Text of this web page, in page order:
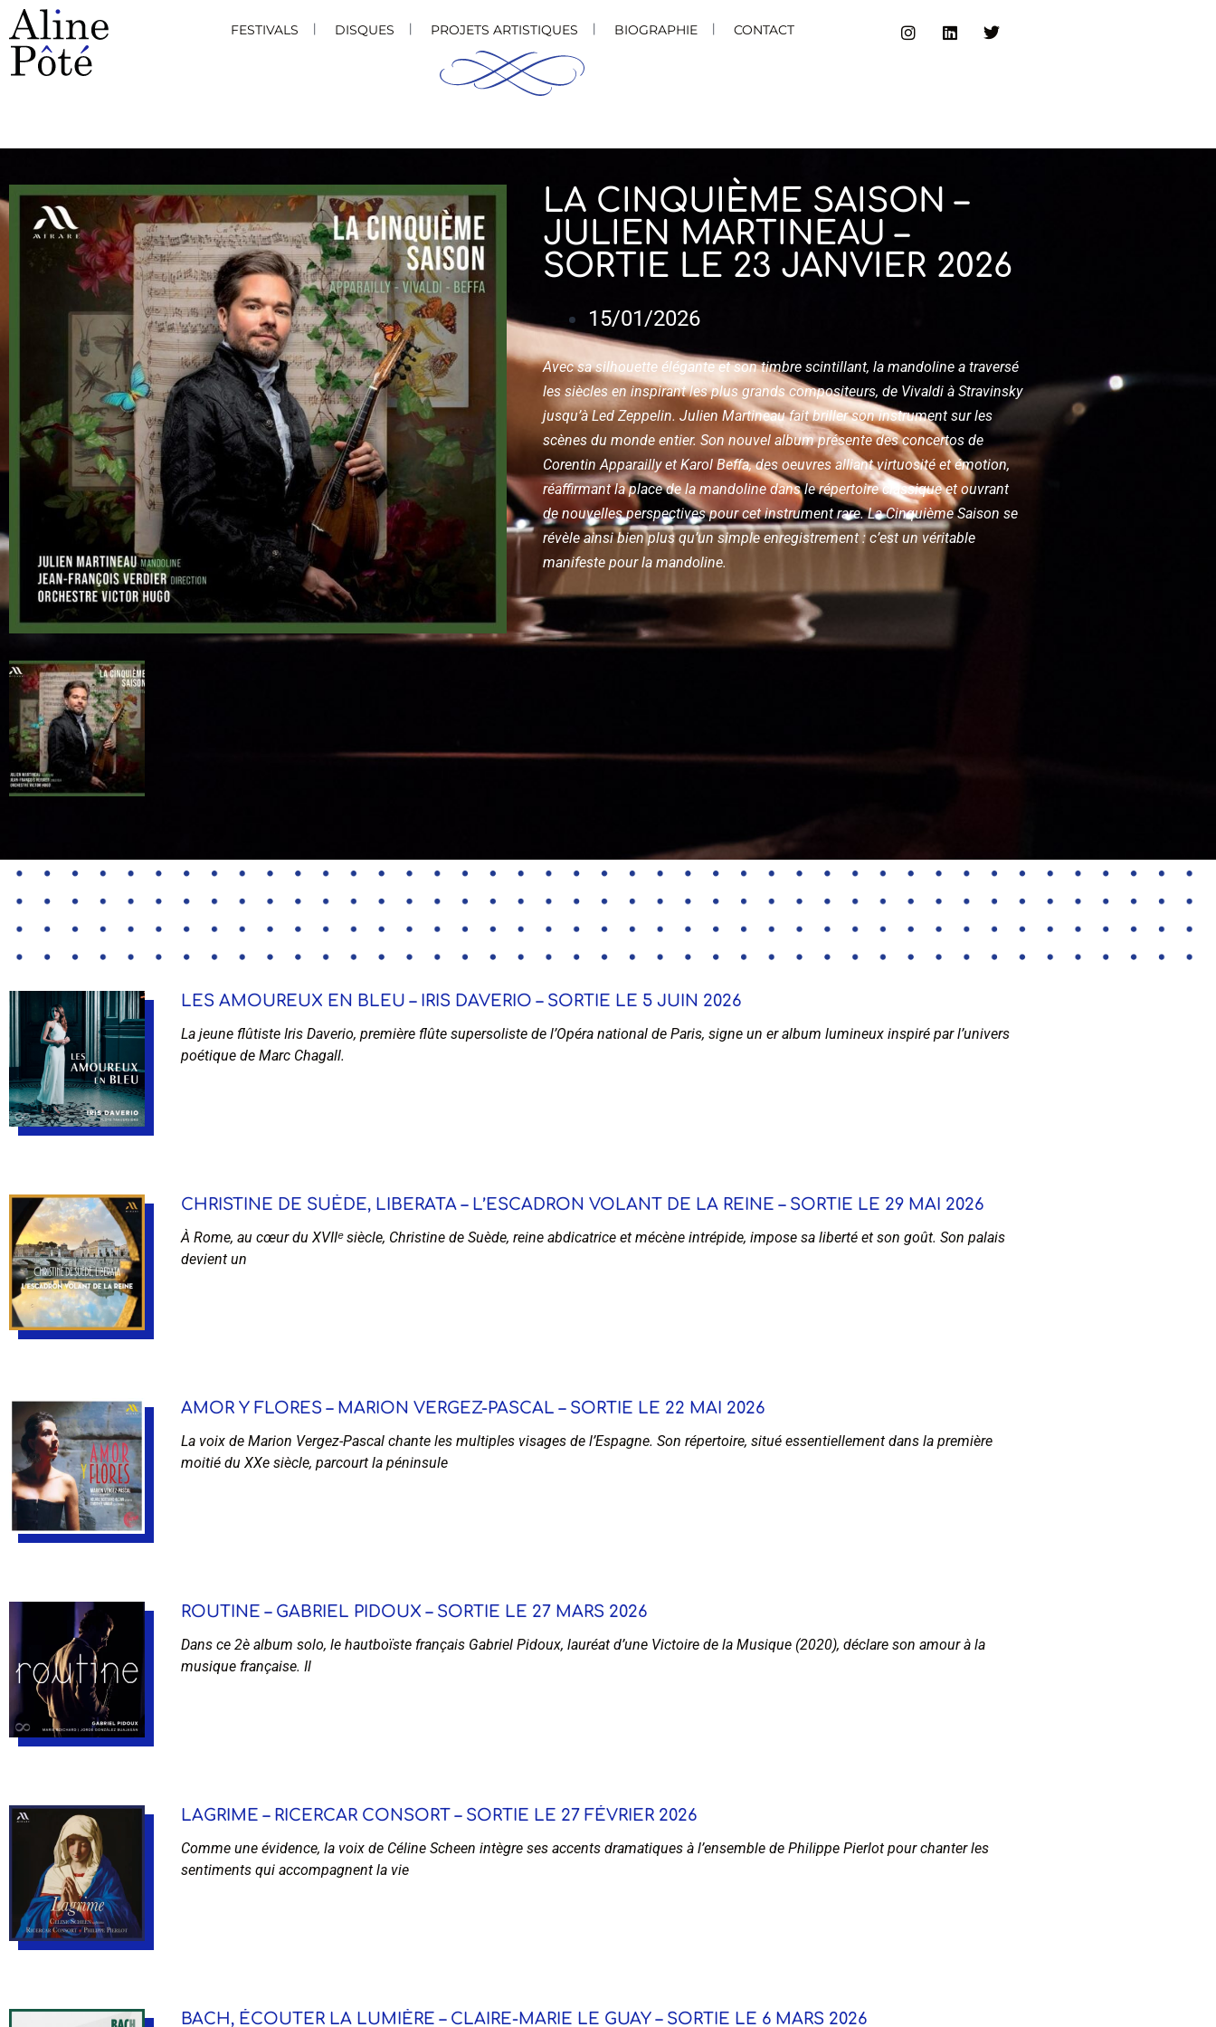
FESTIVALS DISQUES PROJETS ARTISTIQUES BIOGRAPHIE CONTACT
LA CINQUIÈME SAISON –
JULIEN MARTINEAU –
SORTIE LE 23 JANVIER 2026
15/01/2026
Avec sa silhouette élégante et son timbre scintillant, la mandoline a traversé
les siècles en inspirant les plus grands compositeurs, de Vivaldi à Stravinsky
jusqu’à Led Zeppelin. Julien Martineau fait briller son instrument sur les
scènes du monde entier. Son nouvel album présente des concertos de
Corentin Apparailly et Karol Beffa, des oeuvres alliant virtuosité et émotion,
réaffirmant la place de la mandoline dans le répertoire classique et ouvrant
de nouvelles perspectives pour cet instrument rare. La Cinquième Saison se
révèle ainsi bien plus qu’un simple enregistrement : c’est un véritable
manifeste pour la mandoline.
LES AMOUREUX EN BLEU – IRIS DAVERIO – SORTIE LE 5 JUIN 2026
La jeune flûtiste Iris Daverio, première flûte supersoliste de l’Opéra national de Paris, signe un er album lumineux inspiré par l’univers
poétique de Marc Chagall.
CHRISTINE DE SUÈDE, LIBERATA – L’ESCADRON VOLANT DE LA REINE – SORTIE LE 29 MAI 2026
À Rome, au cœur du XVIIᵉ siècle, Christine de Suède, reine abdicatrice et mécène intrépide, impose sa liberté et son goût. Son palais
devient un
AMOR Y FLORES – MARION VERGEZ-PASCAL – SORTIE LE 22 MAI 2026
La voix de Marion Vergez-Pascal chante les multiples visages de l’Espagne. Son répertoire, situé essentiellement dans la première
moitié du XXe siècle, parcourt la péninsule
ROUTINE – GABRIEL PIDOUX – SORTIE LE 27 MARS 2026
Dans ce 2è album solo, le hautboïste français Gabriel Pidoux, lauréat d’une Victoire de la Musique (2020), déclare son amour à la
musique française. Il
LAGRIME – RICERCAR CONSORT – SORTIE LE 27 FÉVRIER 2026
Comme une évidence, la voix de Céline Scheen intègre ses accents dramatiques à l’ensemble de Philippe Pierlot pour chanter les
sentiments qui accompagnent la vie
BACH, ÉCOUTER LA LUMIÈRE – CLAIRE-MARIE LE GUAY – SORTIE LE 6 MARS 2026